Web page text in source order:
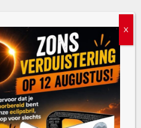
17:30u
17:30u
17:30u
17:30u
17:30u
17:00u